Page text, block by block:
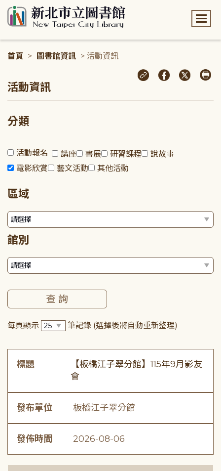
首頁 > 圖書館資訊 > 活動資訊
活動資訊
分類
活動報名 講座 書展 研習課程
說故事
電影欣賞
藝文活動 其他活動
區域
館別
每頁顯示 筆記錄 (選擇後將自動重新整理)
標題
【板橋江子翠分館】115年9月影友
會
發布單位 板橋江子翠分館
發佈時間 2026-08-06